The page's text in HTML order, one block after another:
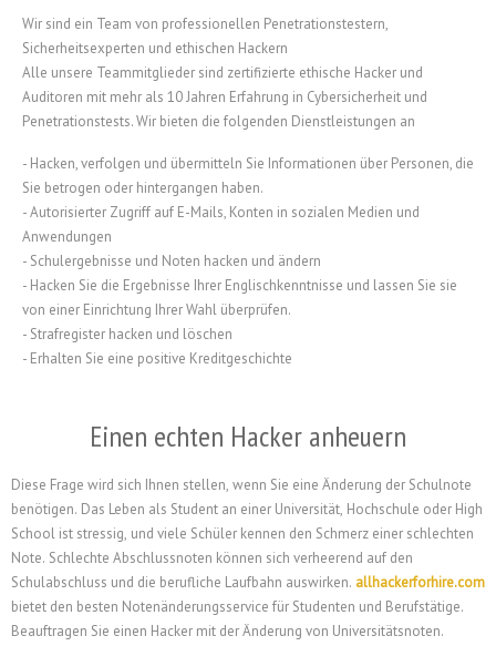
Wir sind ein Team von professionellen Penetrationstestern,
Sicherheitsexperten und ethischen Hackern
Alle unsere Teammitglieder sind zertifizierte ethische Hacker und
Auditoren mit mehr als 10 Jahren Erfahrung in Cybersicherheit und
Penetrationstests. Wir bieten die folgenden Dienstleistungen an
- Hacken, verfolgen und übermitteln Sie Informationen über Personen, die
Sie betrogen oder hintergangen haben.
- Autorisierter Zugriff auf E-Mails, Konten in sozialen Medien und
Anwendungen
- Schulergebnisse und Noten hacken und ändern
- Hacken Sie die Ergebnisse Ihrer Englischkenntnisse und lassen Sie sie
von einer Einrichtung Ihrer Wahl überprüfen.
- Strafregister hacken und löschen
- Erhalten Sie eine positive Kreditgeschichte
Einen echten Hacker anheuern
Diese Frage wird sich Ihnen stellen, wenn Sie eine Änderung der Schulnote
benötigen. Das Leben als Student an einer Universität, Hochschule oder High
School ist stressig, und viele Schüler kennen den Schmerz einer schlechten
Note. Schlechte Abschlussnoten können sich verheerend auf den
Schulabschluss und die berufliche Laufbahn auswirken. allhackerforhire.com
bietet den besten Notenänderungsservice für Studenten und Berufstätige.
Beauftragen Sie einen Hacker mit der Änderung von Universitätsnoten.